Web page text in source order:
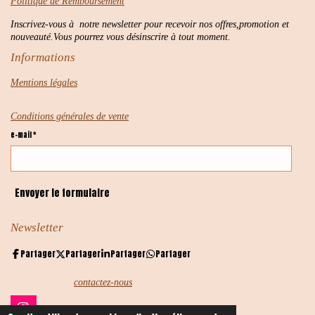
Inscrivez-vous à notre newsletter pour recevoir nos offres,promotion et
nouveauté.Vous pourrez vous désinscrire à tout moment.
Informations
Mentions légales
Conditions générales de vente
e-mail *
Envoyer le formulaire
Newsletter
Partager Partager Partager Partager
contactez-nous